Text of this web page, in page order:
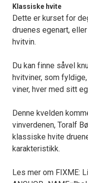
Klassiske hvite
Dette er kurset for
druenes egenart,
hvitvin.
Du kan finne såvel
hvitviner, som
viner, hver med sitt
Denne kvelden
vinverdenen, Toralf
klassiske hvite
karakteristikk.
Les mer om FIXME: